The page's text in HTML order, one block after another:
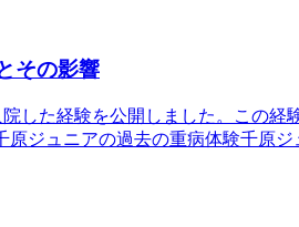
その影響
した経験を公開しました。この経
ジュニアの過去の重病体験千原ジ